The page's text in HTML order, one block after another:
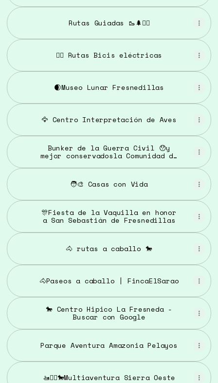
Rutas Guiadas 🥾🌲🚶‍♂️
🚵‍♂️ Rutas Bicis eléctricas
🌒Museo Lunar Fresnedillas
🦅 Centro Interpretación de Aves
Bunker de la Guerra Civil 😯y
mejor conservadosla Comunidad de
🧑‍🎨 Casas con Vida
🎊Fiesta de la Vaquilla en honor
a San Sebastián de Fresnedillas
🐴 rutas a caballo 🐎
🐴Paseos a caballo | FincaElSarao
🐎 Centro Hipico La Fresneda -
Buscar con Google
Parque Aventura Amazonia Pelayos
🚤🏄‍♂️🐎Multiaventura Sierra Oeste